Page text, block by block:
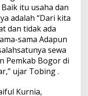
itu usaha dan
adalah “Dari kita
dan tidak ada
sama Adapun
sewa
Pemkab Bogor di
ujar Tobing .
Kurnia,